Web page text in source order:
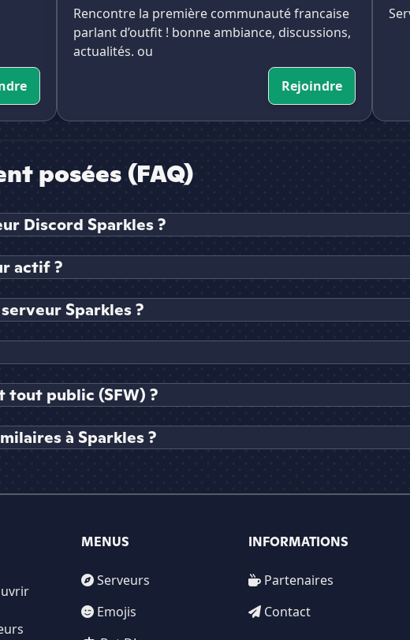
Rencontre la première communauté francaise
parlant d’outfit ! bonne ambiance, discussions,
actualités. ou
Rejoindre
posées (FAQ)
Discord Sparkles ?
actif ?
Sparkles ?
tout public (SFW) ?
à Sparkles ?
MENUS
Serveurs
Emojis
INFORMATIONS
Partenaires
Contact